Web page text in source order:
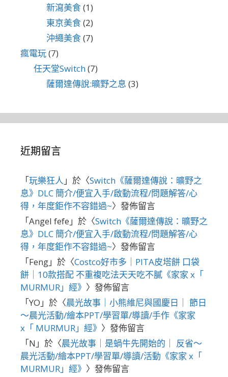
新瀉美食(1)
東京美食(2)
沖繩美食(7)
瘋電玩(7)
任天堂Switch(7)
薩爾達傳說:曠野之息 (3)
近期留言
「玩樂狂人 」於〈Switch《薩爾達傳說：曠野之
息》DLC 簡介/便宜入手/啟動流程/問題解答/心
得，年度鉅作不容錯過~〉發佈留言
「Angel fefe 」於〈Switch《薩爾達傳說：曠野之
息》DLC 簡介/便宜入手/啟動流程/問題解答/心
得，年度鉅作不容錯過~〉發佈留言
「Feng」於〈Costco好市多｜PITA皮塔餅 口袋
餅｜10款搭配 不重複吃法天天吃不膩《家家 x「
MURMUR」經》 〉發佈留言
「YO 」於〈晨光故事｜小熊維尼與國慶日｜ 節日
～晨光活動/繪本PPT/學習單/導讀/手作《家家
x「 MURMUR」經》 〉發佈留言
「N 」於〈晨光故事｜是蝸牛先開始的｜ 反省～
晨光活動/繪本PPT/學習單/導讀/活動《家家 x「
MURMUR」經》 〉發佈留言